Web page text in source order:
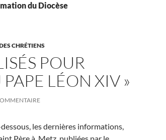
du Diocèse
CHRÉTIENS
POUR
PAPE LÉON XIV »
les dernières informations,